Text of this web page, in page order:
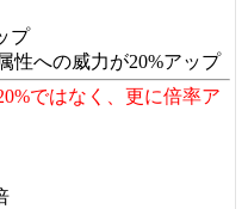
プ
性への威力が20%アップ
ではなく、更に倍率ア